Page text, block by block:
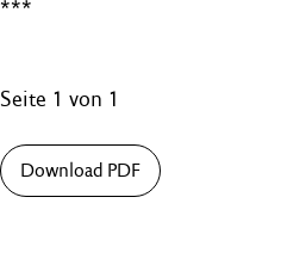
***
Seite 1 von 1
Download PDF